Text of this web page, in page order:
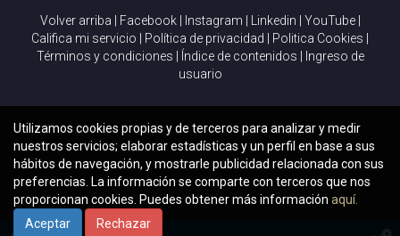
Volver arriba Facebook| Instagram Linkedin YouTube|
Califica mi servicio
Política de privacidad Politica Cookies
Términos y condiciones
Índice de contenidos
Ingreso de
usuario
Utilizamos cookies propias y de terceros para analizar y medir
nuestros servicios; elaborar estadísticas y un perfil en base a sus
hábitos de navegación, y mostrarle publicidad relacionada con sus
preferencias. La información se comparte con terceros que nos
proporcionan cookies. Puedes obtener más información aquí.
Aceptar
Rechazar